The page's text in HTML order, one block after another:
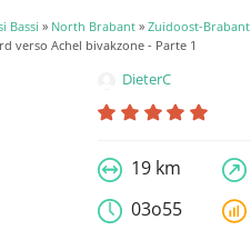
Bassi » North Brabant » Zuidoost-Brabant
verso Achel bivakzone - Parte 1
DieterC
19 km
03o55